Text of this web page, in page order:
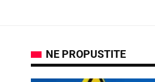
NE PROPUSTITE